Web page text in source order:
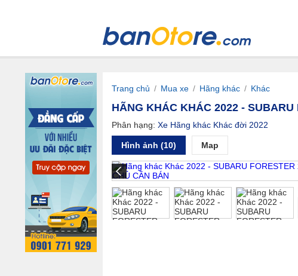
Trang chủ / Mua xe / Hãng khác / Khác
HÃNG KHÁC KHÁC 2022 -
Phân hạng: Xe Hãng khác Khác đời 2022
Hình ảnh (10) Map